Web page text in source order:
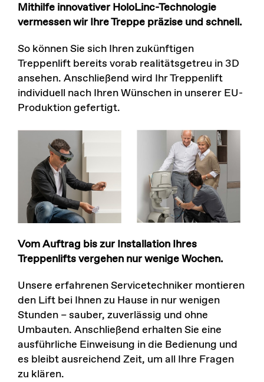
Mithilfe innovativer HoloLinc-Technologie
vermessen wir Ihre Treppe präzise und schnell.
So können Sie sich Ihren zukünftigen
Treppenlift bereits vorab realitätsgetreu in 3D
ansehen. Anschließend wird Ihr Treppenlift
individuell nach Ihren Wünschen in unserer EU-
Produktion gefertigt.
Vom Auftrag bis zur Installation Ihres
Treppenlifts vergehen nur wenige Wochen.
Unsere erfahrenen Servicetechniker montieren
den Lift bei Ihnen zu Hause in nur wenigen
Stunden – sauber, zuverlässig und ohne
Umbauten. Anschließend erhalten Sie eine
ausführliche Einweisung in die Bedienung und
es bleibt ausreichend Zeit, um all Ihre Fragen
zu klären.